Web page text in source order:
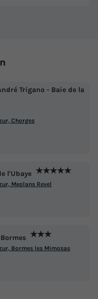
477,40 €
Trigano - Baie de la
Chorges
l'Ubaye ★★★★★
Meolans Revel
★★★
Bormes les Mimosas